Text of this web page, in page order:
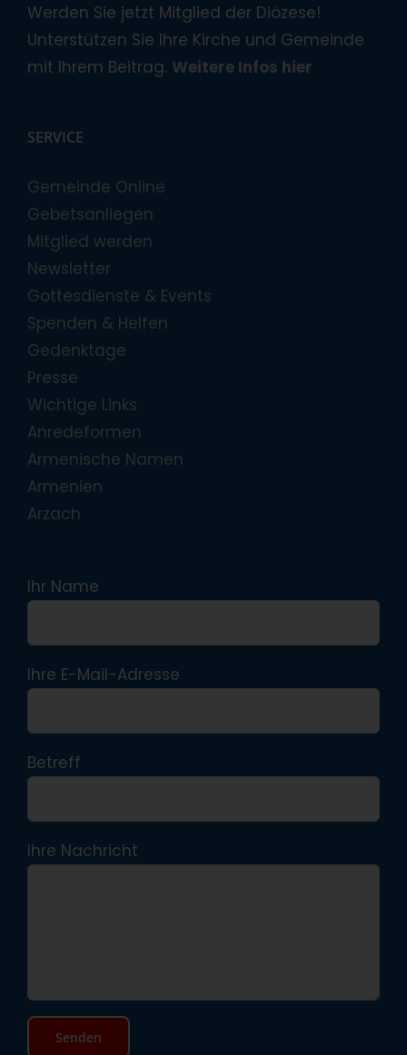
Werden Sie jetzt Mitglied der Diözese!
Unterstützen Sie Ihre Kirche und Gemeinde
mit Ihrem Beitrag. Weitere Infos hier
SERVICE
Gemeinde Online
Gebetsanliegen
Mitglied werden
Newsletter
Gottesdienste & Events
Spenden & Helfen
Gedenktage
Presse
Wichtige Links
Anredeformen
Armenische Namen
Armenien
Arzach
Ihr Name
Ihre E-Mail-Adresse
Betreff
Ihre Nachricht